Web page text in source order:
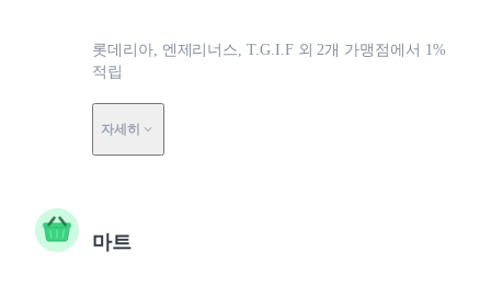
롯데리아, 엔제리너스, T.G.I.F 외 2개 가맹점에서 1%
적립
자세히
마트